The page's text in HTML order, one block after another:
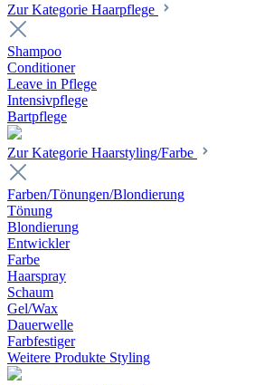
Zur Kategorie Haarpflege
Shampoo
Conditioner
Leave in Pflege
Intensivpflege
Bartpflege
Zur Kategorie Haarstyling/Farbe
Farben/Tönungen/Blondierung
Tönung
Blondierung
Entwickler
Farbe
Haarspray
Schaum
Gel/Wax
Dauerwelle
Farbfestiger
Weitere Produkte Styling